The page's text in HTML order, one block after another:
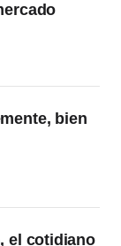
bien
el cotidiano